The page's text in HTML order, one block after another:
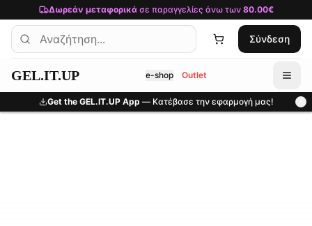
Μετάβαση στο κύριο περιεχόμενο
Δωρεάν μεταφορικάσε παραγγελίες άνω των 80.00€
Σύνδεση
GEL.IT.UP e-shop Outlet
Get the GEL.IT.UP App — Κατέβασε την εφαρμογή μας!